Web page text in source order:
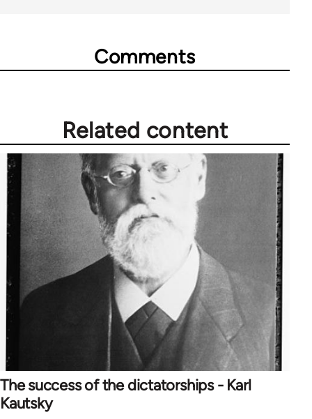
Comments
Related content
The success of the dictatorships - Karl
Kautsky